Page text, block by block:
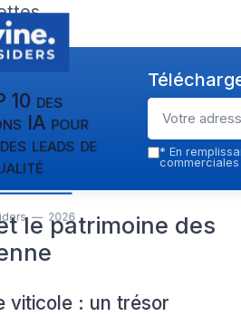
10 des
IA pour
leads de
— 2026
* En
le patrimoine des
viticole : un trésor